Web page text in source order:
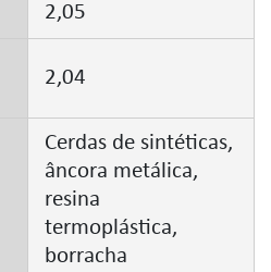
2,05
2,04
Cerdas de sintéticas,
âncora metálica,
resina
termoplástica,
borracha